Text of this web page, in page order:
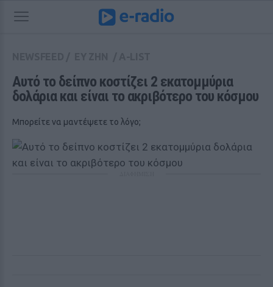
Αυτό το δείπνο κοστίζει 2 εκατομμύρια
δολάρια και είναι το ακριβότερο του κόσμου
Μπορείτε να μαντέψετε το λόγο;